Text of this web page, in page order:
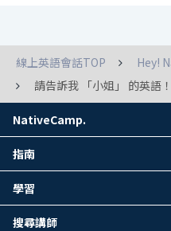
線上英語會話TOP
Hey!
請告訴我 「小姐」 的英語！
NativeCamp.
指南
學習
搜尋講師